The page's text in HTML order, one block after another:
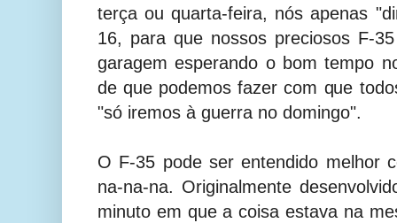
terça ou quarta-feira, nós apenas
16, para que nossos preciosos F-
garagem esperando o bom tempo
de que podemos fazer com que
"só iremos à guerra no domingo".
O F-35 pode ser entendido melhor
na-na-na. Originalmente
minuto em que a coisa estava na